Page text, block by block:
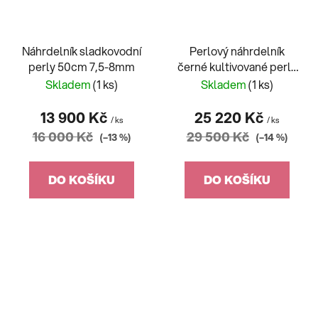
Náhrdelník sladkovodní
perly 50cm 7,5-8mm
Skladem(1 ks)
13 900 Kč / ks
16 000 Kč (–13 %)
DO KOŠÍKU
Perlový náhrdelník
černé kultivované perly
40cm 9-9,5mm
Skladem(1 ks)
25 220 Kč / ks
29 500 Kč (–14 %)
DO KOŠÍKU